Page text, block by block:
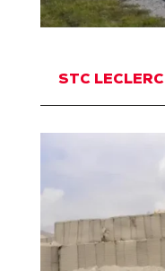
STC LECLERC